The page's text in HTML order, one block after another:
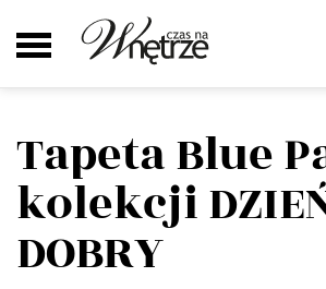
Tapeta Blue
kolekcji
DOBRY